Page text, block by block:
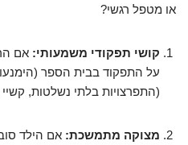
או מטפל רגשי?
קושי תפקודי משמעותי: אם
על התפקוד בבית הספר
(התפרצויות בלתי נשלטות, קשיי
מצוקה מתמשכת: אם הילד